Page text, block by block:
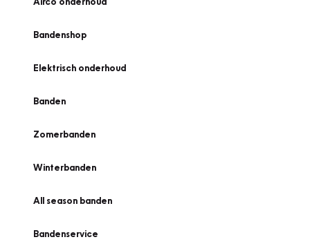
Bandenshop
Elektrisch onderhoud
Banden
Zomerbanden
Winterbanden
All season banden
Bandenservice